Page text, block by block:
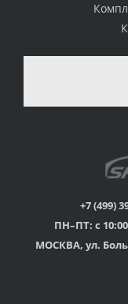
стоимости
товаром
Вы можете
наиболее
для Вас
Скидки
членам клуба и
обладателям
+7 (499)
ПН–ПТ: с
МОСКВА, ул.